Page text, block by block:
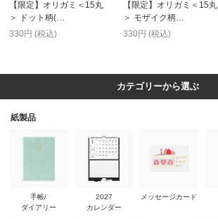
【限定】オリガミ＜15丸
＞ ドット柄(…
330円 (税込)
【限定】オリガミ＜15丸
＞ モザイク柄…
330円 (税込)
カテゴリーから選ぶ
紙製品
手帳/
ダイアリー
2027
カレンダー
メッセージカード